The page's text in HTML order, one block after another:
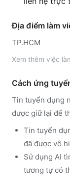
Địa điểm làm
TP.HCM
Xem thêm việc
Cách ứng
Tin tuyển dụng
được giữ lại để
Tin tuyển
đã được vô
Sử dụng AI
tương tự có